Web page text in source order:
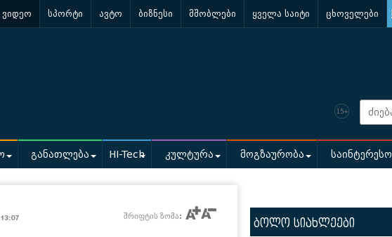
ვიდეო სპორტი ავტო ბიზნესი მშობლები ყველა საიტი ცხოველები
განათლება HI-Tech კულტურა მოგზაურობა საინტერესო
13:07 შრიფტის ზომა: ბოლო სიახლეები